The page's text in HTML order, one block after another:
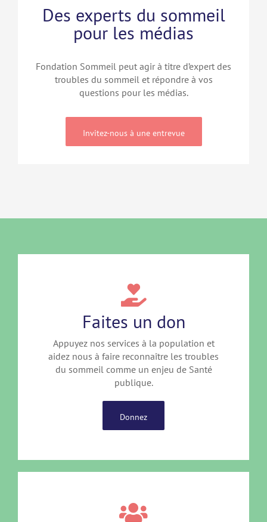
Des experts du sommeil
pour les médias
Fondation Sommeil peut agir à titre d’expert des
troubles du sommeil et répondre à vos
questions pour les médias.
Invitez-nous à une entrevue
Faites un don
Appuyez nos services à la population et
aidez nous à faire reconnaître les troubles
du sommeil comme un enjeu de Santé
publique.
Donnez